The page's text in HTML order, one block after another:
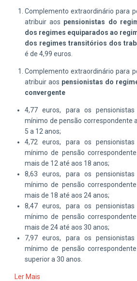
Complemento extraordinário para
atribuir aos pensionistas do
dos regimes equiparados ao
dos regimes transitórios dos
é de 4,99 euros.
Complemento extraordinário para
atribuir aos pensionistas do
convergente
4,77 euros, para os
mínimo de pensão correspondente a
5 a 12 anos;
4,72 euros, para os
mínimo de pensão
mais de 12 até aos 18 anos;
8,63 euros, para os
mínimo de pensão
mais de 18 até aos 24 anos;
8,47 euros, para os
mínimo de pensão
mais de 24 até aos 30 anos;
7,97 euros, para os
mínimo de pensão
superior a 30 anos
Ler Mais